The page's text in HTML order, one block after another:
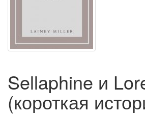
Sellaphine и
(короткая